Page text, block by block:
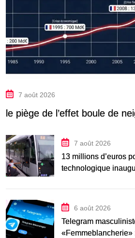
7 août 2026
le piège de l’effet boule de
7 août 2026
13 millions d’euros
technologique
6 août 2026
Telegram